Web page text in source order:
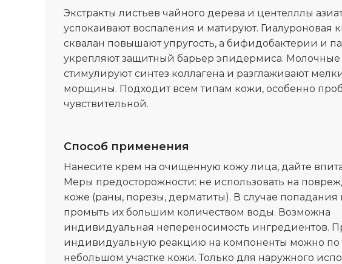
Экстракты листьев чайного дерева и центелллы
успокаивают воспаления и матируют. Гиалуроновая
сквалан повышают упругость, а бифидобактерии и
укрепляют защитный барьер эпидермиса.
стимулируют синтез коллагена и разглаживают
морщины. Подходит всем типам кожи, особенно
чувствительной.
Способ применения
Нанесите крем на очищенную кожу лица, дайте
Меры предосторожности: не использовать на
коже (раны, порезы, дерматиты). В случае попадания
промыть их большим количеством воды. Возможна
индивидуальная непереносимость ингредиентов.
индивидуальную реакцию на компоненты можно по
небольшом участке кожи. Только для наружного